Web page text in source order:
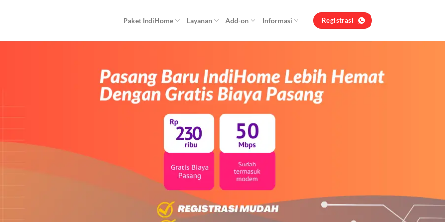
Paket IndiHome Layanan Add-on Informasi Registrasi